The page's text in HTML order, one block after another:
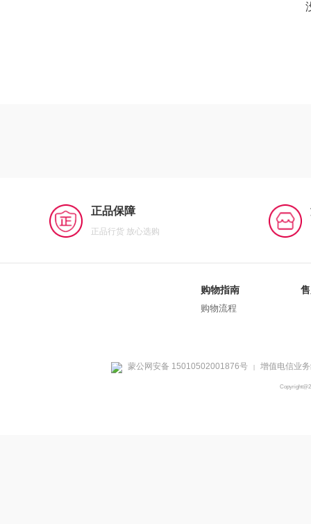
正品保障
正品行货 放心选购
购物指南
购物流程
蒙公网安备 15010502001876号 | 增值电信业